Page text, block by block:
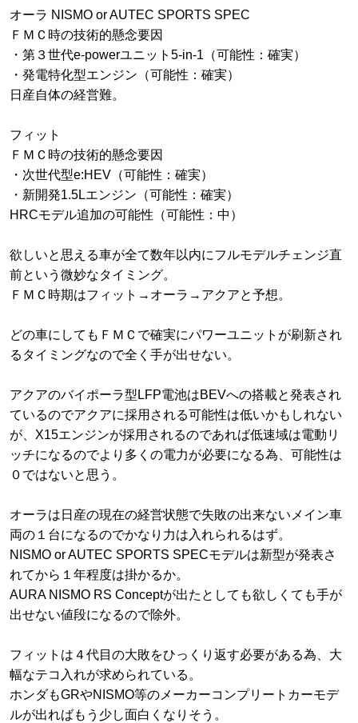
オーラ NISMO or AUTEC SPORTS SPEC
ＦＭＣ時の技術的懸念要因
・第３世代e-powerユニット5-in-1（可能性：確実）
・発電特化型エンジン（可能性：確実）
日産自体の経営難。
フィット
ＦＭＣ時の技術的懸念要因
・次世代型e:HEV（可能性：確実）
・新開発1.5Lエンジン（可能性：確実）
HRCモデル追加の可能性（可能性：中）
欲しいと思える車が全て数年以内にフルモデルチェンジ直
前という微妙なタイミング。
ＦＭＣ時期はフィット→オーラ→アクアと予想。
どの車にしてもＦＭＣで確実にパワーユニットが刷新され
るタイミングなので全く手が出せない。
アクアのバイポーラ型LFP電池はBEVへの搭載と発表され
ているのでアクアに採用される可能性は低いかもしれない
が、X15エンジンが採用されるのであれば低速域は電動リ
ッチになるのでより多くの電力が必要になる為、可能性は
０ではないと思う。
オーラは日産の現在の経営状態で失敗の出来ないメイン車
両の１台になるのでかなり力は入れられるはず。
NISMO or AUTEC SPORTS SPECモデルは新型が発表さ
れてから１年程度は掛かるか。
AURA NISMO RS Conceptが出たとしても欲しくても手が
出せない値段になるので除外。
フィットは４代目の大敗をひっくり返す必要がある為、大
幅なテコ入れが求められている。
ホンダもGRやNISMO等のメーカーコンプリートカーモデ
ルが出ればもう少し面白くなりそう。